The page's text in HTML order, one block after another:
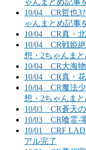
10/04 CR哲也
ゃんまとめ記事
10/04 CR真・
10/04 CR戦姫
想・2ちゃんま
10/04 CR大海
10/04 CR真・
10/04 CR魔法
想・2ちゃんま
10/03 CR蒼天
10/03 CR喰霊-
10/01 CRF
アル完了